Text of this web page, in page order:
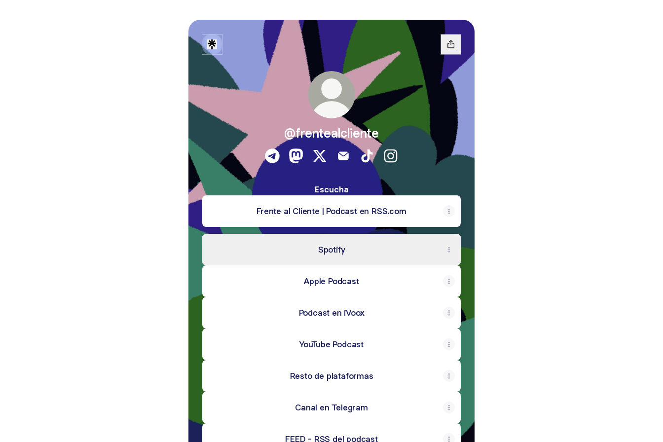
@frentealcliente
@frentealcliente Mastodon
@frentealcliente X
@frentealcliente Email
@frentealcliente TikTok
@frentealcliente Instagram
Escucha
Frente al Cliente | Podcast en RSS.com
Spotify
Apple Podcast
Podcast en iVoox
YouTube Podcast
Resto de plataformas
Canal en Telegram
FEED - RSS del podcast